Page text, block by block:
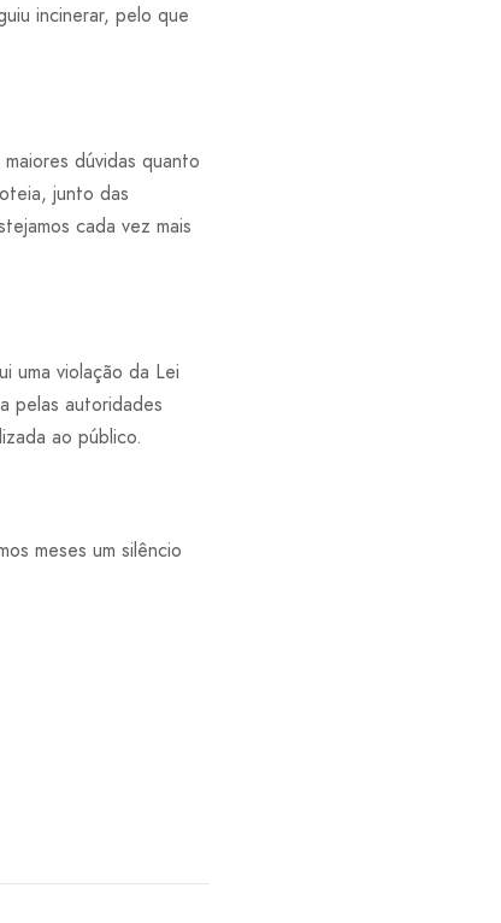
incinerar, pelo que
dúvidas quanto
junto das
cada vez mais
uma violação da Lei
pelas autoridades
ao público.
meses um silêncio